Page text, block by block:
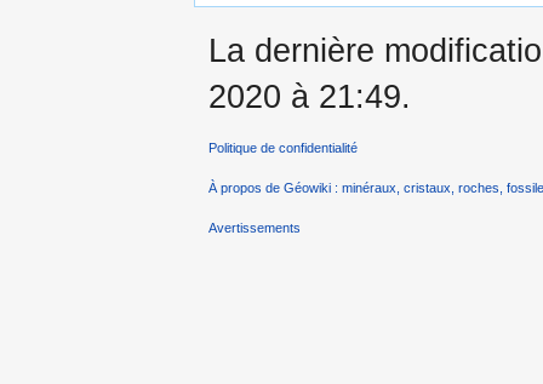
La dernière
2020 à 21:49.
Politique de confidentialité
À propos de Géowiki : minéraux, cristaux, roches,
Avertissements